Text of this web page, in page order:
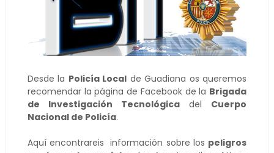
Desde la Policía Local de Guadiana os queremos
recomendar la página de Facebook de la Brigada
de Investigación Tecnológica del Cuerpo
Nacional de Policía.
Aquí encontrareis información sobre los peligros